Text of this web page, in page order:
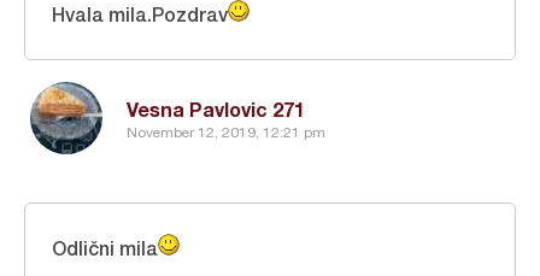
Vesna Pavlovic 271
November 12, 2019, 12:21 pm
Hvala mila.Pozdrav
Odlični mila